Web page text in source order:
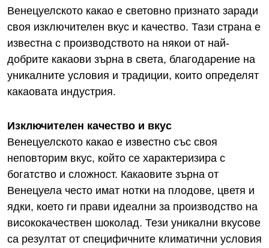
Венецуелското какао е световно признато заради
своя изключителен вкус и качество. Тази страна е
известна с производството на някои от най-
добрите какаови зърна в света, благодарение на
уникалните условия и традиции, които определят
какаовата индустрия.
Изключителен качество и вкус
Венецуелското какао е известно със своя
неповторим вкус, който се характеризира с
богатство и сложност. Какаовите зърна от
Венецуела често имат нотки на плодове, цветя и
ядки, което ги прави идеални за производство на
висококачествен шоколад. Тези уникални вкусове
са резултат от специфичните климатични условия